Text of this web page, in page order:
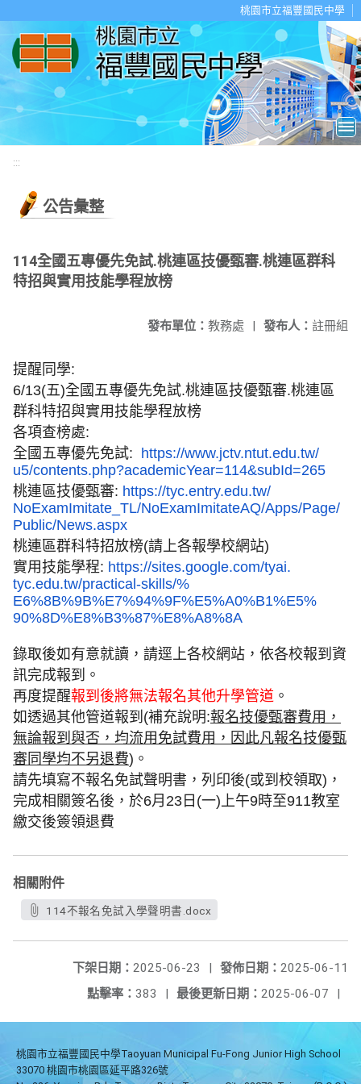
桃園市立福豐國民中學
:::
公告彙整
114全國五專優先免試.桃連區技優甄審.桃連區群科
特招與實用技能學程放榜
發布人： 註冊組
發布單位： 教務處 |
提醒同學:
6/13(五)全國五專優先免試.桃連區技優甄審.桃連區
群科特招與實用技能學程放榜
各項查榜處:
全國五專優先免試:
https://www.jctv.ntut.edu.tw/
u5/contents.php?academicYear=114&subId=265
桃連區技優甄審: https://tyc.entry.edu.tw/
NoExamImitate_TL/NoExamImitateAQ/Apps/Page/
Public/News.aspx
桃連區群科特招放榜(請上各報學校網站)
實用技能學程: https://sites.google.com/tyai.
tyc.edu.tw/practical-skills/%
E6%8B%9B%E7%94%9F%E5%A0%B1%E5%
90%8D%E8%B3%87%E8%A8%8A
錄取後如有意就讀，請逕上各校網站，依各校報到資
訊完成報到。
再度提醒報到後將無法報名其他升學管道 。
如透過其他管道報到(補充說明:報名技優甄審費用，
無論報到與否，均流用免試費用，因此凡報名技優甄
審同學均不另退費)。
請先填寫不報名免試聲明書，列印後(或到校領取)，
完成相關簽名後，於6月23日(一)上午9時至911教室
繳交後簽領退費
相關附件
114不報名免試入學聲明書.docx
發佈日期： 2025-06-11
下架日期： 2025-06-23
|
最後更新日期： 2025-06-07 |
點擊率： 383 |
桃園市立福豐國民中學Taoyuan Municipal Fu-Fong Junior High School
33070 桃園市桃園區延平路326號